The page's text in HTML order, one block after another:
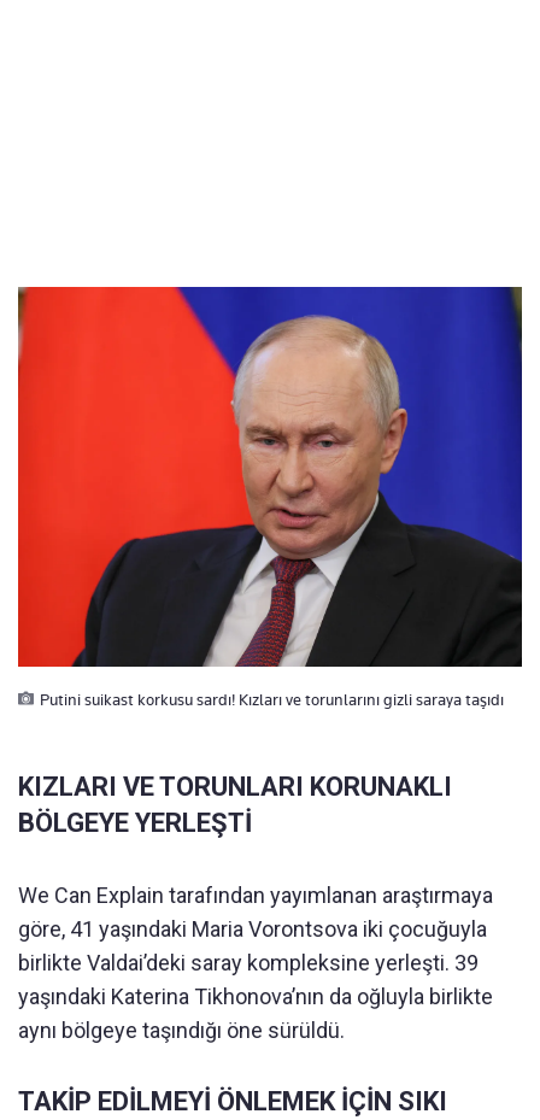
Putini suikast korkusu sardı! Kızları ve torunlarını gizli saraya taşıdı
KIZLARI VE TORUNLARI KORUNAKLI
BÖLGEYE YERLEŞTİ
We Can Explain tarafından yayımlanan araştırmaya
göre, 41 yaşındaki Maria Vorontsova iki çocuğuyla
birlikte Valdai’deki saray kompleksine yerleşti. 39
yaşındaki Katerina Tikhonova’nın da oğluyla birlikte
aynı bölgeye taşındığı öne sürüldü.
TAKİP EDİLMEYİ ÖNLEMEK İÇİN SIKI